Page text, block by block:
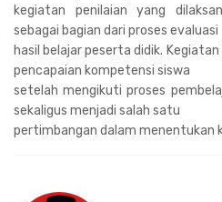
kegiatan penilaian yang
sebagai bagian dari proses evaluasi
hasil belajar peserta didik.
pencapaian kompetensi siswa
setelah mengikuti proses
sekaligus menjadi salah satu
pertimbangan dalam menentukan